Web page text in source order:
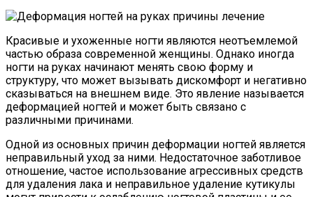
Красивые и ухоженные ногти являются неотъемлемой
частью образа современной женщины. Однако иногда
ногти на руках начинают менять свою форму и
структуру, что может вызывать дискомфорт и негативно
сказываться на внешнем виде. Это явление называется
деформацией ногтей и может быть связано с
различными причинами.
Одной из основных причин деформации ногтей является
неправильный уход за ними. Недостаточное заботливое
отношение, частое использование агрессивных средств
для удаления лака и неправильное удаление кутикулы